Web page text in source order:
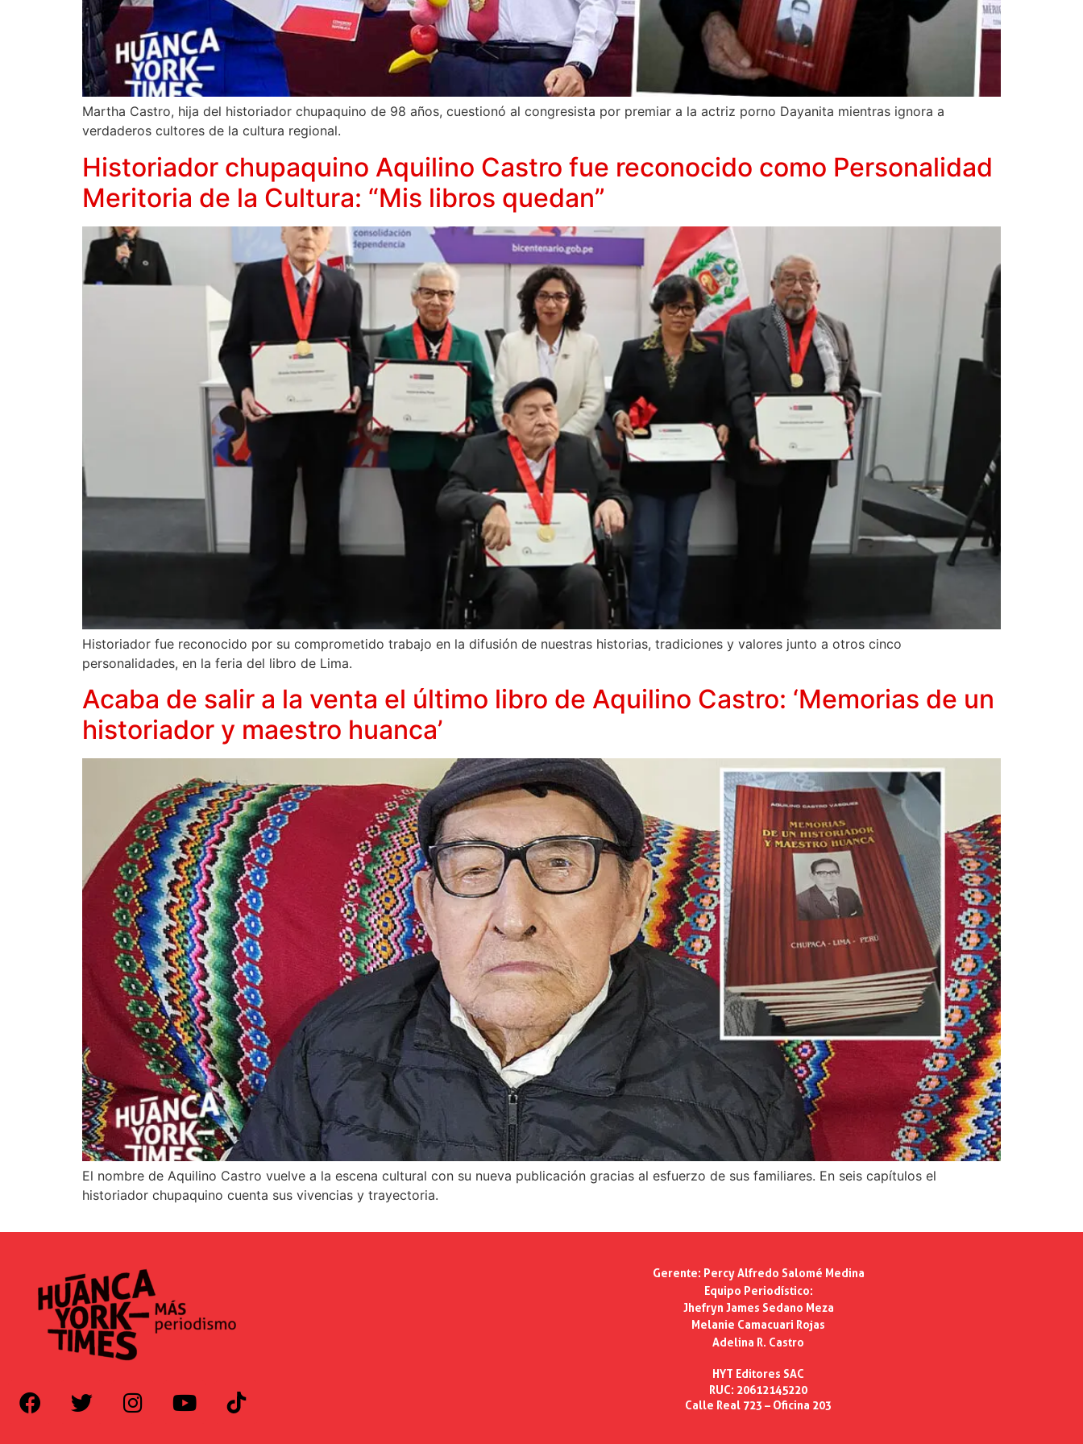
Martha Castro, hija del historiador chupaquino de 98 años, cuestionó al congresista por premiar a la actriz porno Dayanita mientras ignora a
verdaderos cultores de la cultura regional.
Historiador chupaquino Aquilino Castro fue reconocido como Personalidad
Meritoria de la Cultura: “Mis libros quedan”
Historiador fue reconocido por su comprometido trabajo en la difusión de nuestras historias, tradiciones y valores junto a otros cinco
personalidades, en la feria del libro de Lima.
Acaba de salir a la venta el último libro de Aquilino Castro: ‘Memorias de un
historiador y maestro huanca’
El nombre de Aquilino Castro vuelve a la escena cultural con su nueva publicación gracias al esfuerzo de sus familiares. En seis capítulos el
historiador chupaquino cuenta sus vivencias y trayectoria.
Gerente: Percy Alfredo Salomé Medina
Equipo Periodístico:
Jhefryn James Sedano Meza
Melanie Camacuari Rojas
Adelina R. Castro
HYT Editores SAC
RUC: 20612145220
Calle Real 723 – Oficina 203